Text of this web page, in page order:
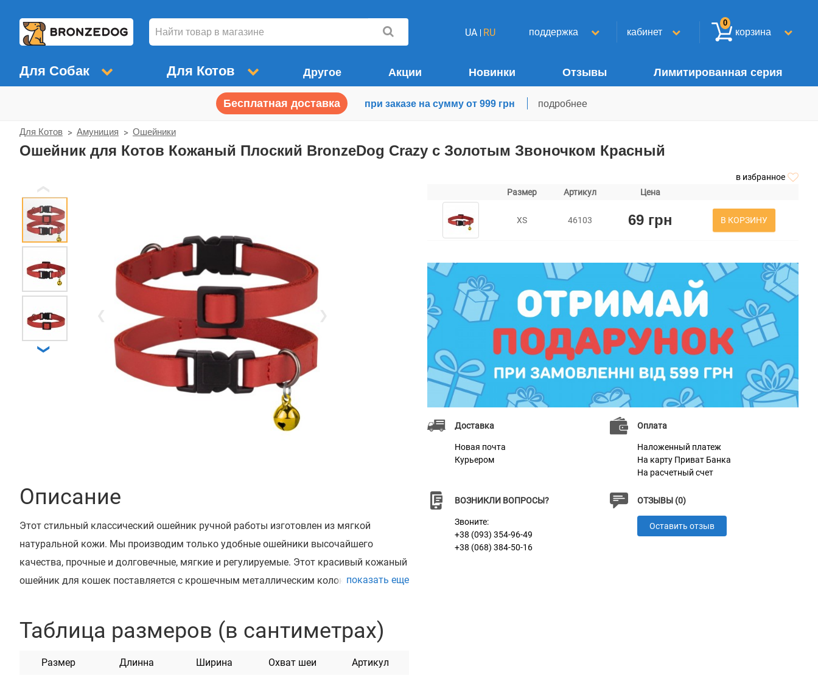
UA RU поддержка кабинет корзина
0
Для Собак Для Котов Другое Акции Новинки Отзывы Лимитированная серия
Бесплатная доставка при заказе на сумму от 999 грн подробнее
Для Котов Амуниция Ошейники
Ошейник для Котов Кожаный Плоский BronzeDog Crazy с Золотым Звоночком Красный
в избранное
❯
Описание
Этот стильный классический ошейник ручной работы изготовлен из мягкой
натуральной кожи. Мы производим только удобные ошейники высочайшего
качества, прочные и долговечные, мягкие и регулируемые. Этот красивый кожаный
ошейник для кошек поставляется с крошечным металлическим колокольчиком
для взрослых кошек, так и для котят. Это идеальное сочетание стиля, высокого
использования. Каждый ошейник – это изделие ручной работы, созданное с
показать еще
Таблица размеров (в сантиметрах)
Размер Длинна Ширина Охват шеи Артикул
Размер Артикул Цена
XS 46103 69 грн В КОРЗИНУ
Доставка
Новая почта
Курьером
Оплата
Наложенный платеж
На карту Приват Банка
На расчетный счет
ВОЗНИКЛИ ВОПРОСЫ?
Звоните:
+38 (093) 354-96-49
+38 (068) 384-50-16
ОТЗЫВЫ (0)
Оставить отзыв